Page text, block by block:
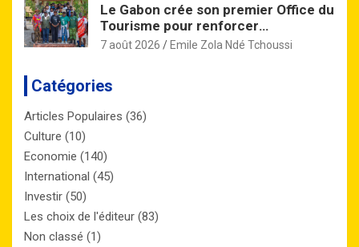
Le Gabon crée son premier Office du
Tourisme pour renforcer
l’attractivité de la destination
7 août 2026 Emile Zola Ndé Tchoussi
Catégories
Articles Populaires (36)
Culture (10)
Economie (140)
International (45)
Investir (50)
Les choix de l'éditeur (83)
Non classé (1)